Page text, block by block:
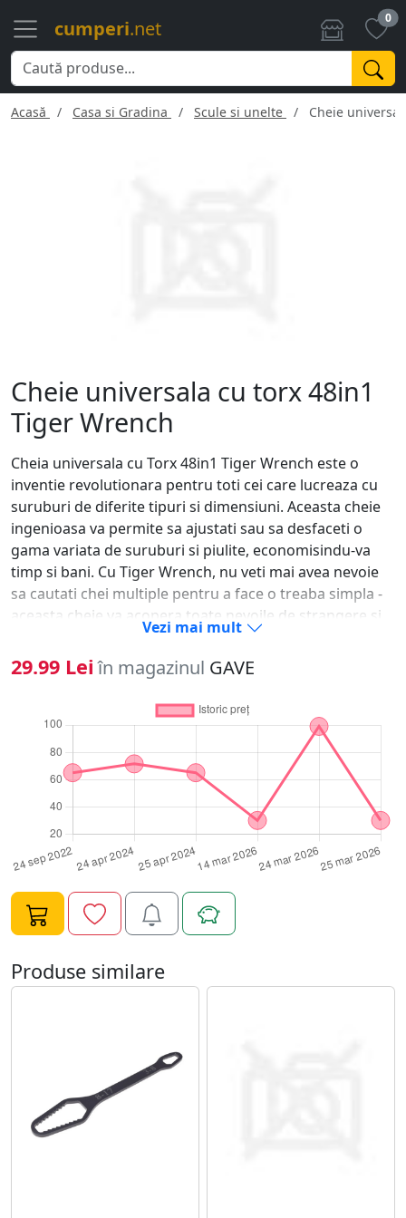
cumperi.net 0
Acasă Casa si Gradina Scule si unelte Cheie
Cheie universala cu torx 48in1
Tiger Wrench
Cheia universala cu Torx 48in1 Tiger Wrench este o
inventie revolutionara pentru toti cei care lucreaza cu
suruburi de diferite tipuri si dimensiuni. Aceasta cheie
ingenioasa va permite sa ajustati sau sa desfaceti o
gama variata de suruburi si piulite, economisindu-va
timp si bani. Cu Tiger Wrench, nu veti mai avea nevoie
sa cautati chei multiple pentru a face o treaba simpla -
aceasta cheie va acopera toate nevoile de strangere si
desfacere. Caracteristici Cheie: 48 de Dimensiuni intr-o
Singura Cheie - Acest dispozitiv unic integreaza 48 de
dimensiuni diferite, astfel incat sa puteti ajusta si
desface o varietate impresionanta de suruburi si piulite.
De la suruburi cu cap hexagonal pana la cele cu cap
Torx sau patrat, Tiger Wrench le poate manipula pe
toate. Versatilitate Maxima - Cheia universala poate fi
utilizata intr-o gama larga de aplicatii, inclusiv in
domeniul auto, constructii, bricolaj, reparatii de acasa si
multe altele. Nu conteaza daca sunteti profesionist sau
amator - Tiger Wrench va face viata mai usoara.
Durabilitate si Calitate - Aceasta cheie universala este
fabricata din materiale de inalta calitate, ceea ce o face
rezistenta la uzura si durabila in timp. Componentele
sale sunt construite pentru a rezista la conditii de lucru
dificile si pentru a va servi timp indelungat. Design
Compact si Usor de Utilizat - Tiger Wrench are un
permitandu-va sa faceti ajustarile necesare rapid si fara
efort. Compact si Portabil - Datorita dimensiunilor sale
compacte, Tiger Wrench este usor de transportat in
trusa dvs. de scule sau in masina, astfel incat sa aveti
mereu la indemana aceasta unealta esentiala. Cu Cheia
Vezi mai mult
29.99 Lei în magazinul GAVE
Produse similare